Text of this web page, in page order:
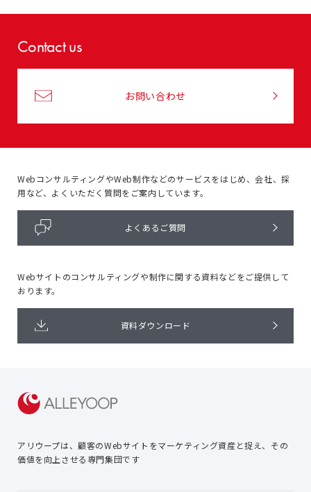
Contact us
お問い合わせ
WebコンサルティングやWeb制作などのサービスをはじめ、会社、採
用など、よくいただく質問をご案内しています。
よくあるご質問
Webサイトのコンサルティングや制作に関する資料などをご提供して
おります。
資料ダウンロード
アリウープは、顧客のWebサイトをマーケティング資産と捉え、 その
価値を向上させる専門集団です